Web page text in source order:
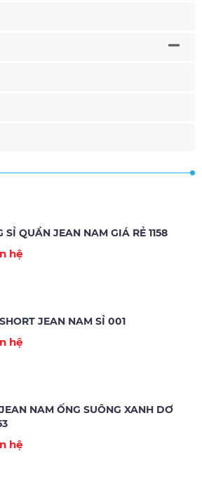
SỈ QUẦN JEAN NAM GIÁ RẺ 1158
hệ
JEAN NAM SỈ 001
hệ
NAM ỐNG SUÔNG XANH DƠ
hệ